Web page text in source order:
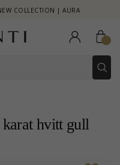
| AURA
hvitt gull